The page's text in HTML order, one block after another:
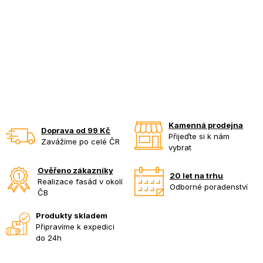
Doprava od 99 Kč
Zavážíme po celé ČR
Kamenná prodejna
Přijeďte si k nám
vybrat
Ověřeno zákazníky
Realizace fasád v okolí
ČB
20 let na trhu
Odborné poradenství
Produkty skladem
Připravíme k expedici
do 24h